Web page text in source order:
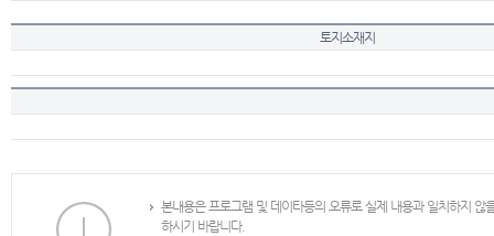
토지소재지
본내용은 프로그램 및 데이타등의 오류로 실제 내용과 일치하지
하시기 바랍니다.